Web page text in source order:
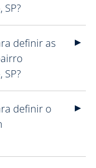
definir as
definir o